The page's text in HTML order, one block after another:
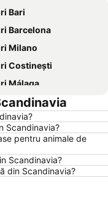
Bari
Barcelona
Milano
Costinești
Málaga
Neptun
Alicante
Rimini
Viena
Zakynthos
Scandinavia?
pentru animale de
Scandinavia?
din Scandinavia?